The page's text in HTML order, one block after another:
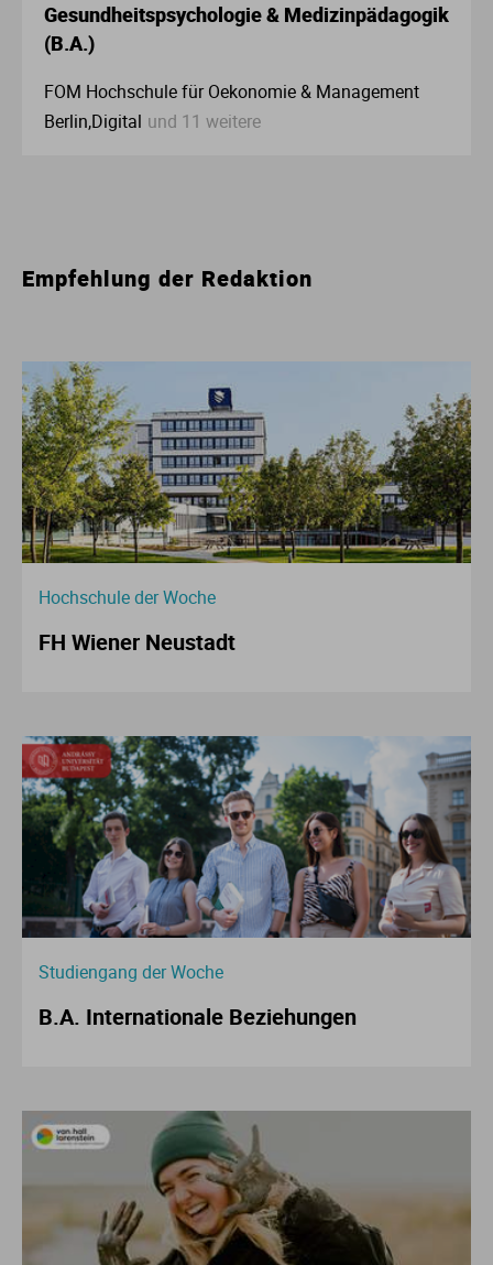
Gesundheitspsychologie & Medizinpädagogik
(B.A.)
FOM Hochschule für Oekonomie & Management
Berlin,Digital und 11 weitere
Empfehlung der Redaktion
Hochschule der Woche
FH Wiener Neustadt
Studiengang der Woche
B.A. Internationale Beziehungen